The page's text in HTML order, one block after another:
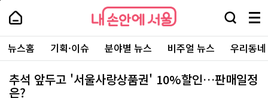
본
로
가
내
손
안
에
서
울
-
서
내
손
에
울
검
창
열
기
메
뉴
전
체
보
기
주
요
서
뉴스홈 기획·이슈 분야별 뉴스 비주얼 뉴스 우리동
추석 앞두고 '서울사랑상품권' 10%할인…판매일정
은?
페
상
단
로